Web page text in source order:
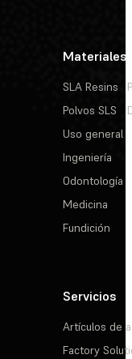
Materiales
SLA Resins
Polvos SLS
Uso general
Ingeniería
Odontología
Medicina
Fundición
Servicios
Artículos de
Factory